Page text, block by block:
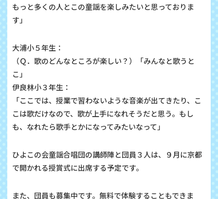
もっと多くの人とこの童謡を楽しみたいと思っておりま
す」
大浦小５年生：
（Ｑ．歌のどんなところが楽しい？）「みんなと歌うと
こ」
伊良林小３年生：
「ここでは、授業で習わないような音楽が出てきたり、こ
こは歌だけなので、歌が上手になれそうだと思う。もし
も、なれたら歌手とかになってみたいなって」
ひよこの会童謡合唱団の講師陣と団員３人は、９月に京都
で開かれる授賞式に出席する予定です。
また、団員も募集中です。無料で体験することもできま